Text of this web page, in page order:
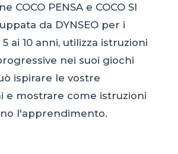
COCO PENSA e COCO SI
da DYNSEO per i
ai 10 anni, utilizza istruzioni
nei suoi giochi
ispirare le vostre
e mostrare come istruzioni
l'apprendimento.